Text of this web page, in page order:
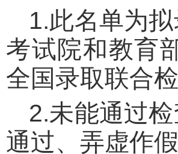
1.此名单为
考试院和教育
全国录取联合
2.未能通过
通过、弄虚作